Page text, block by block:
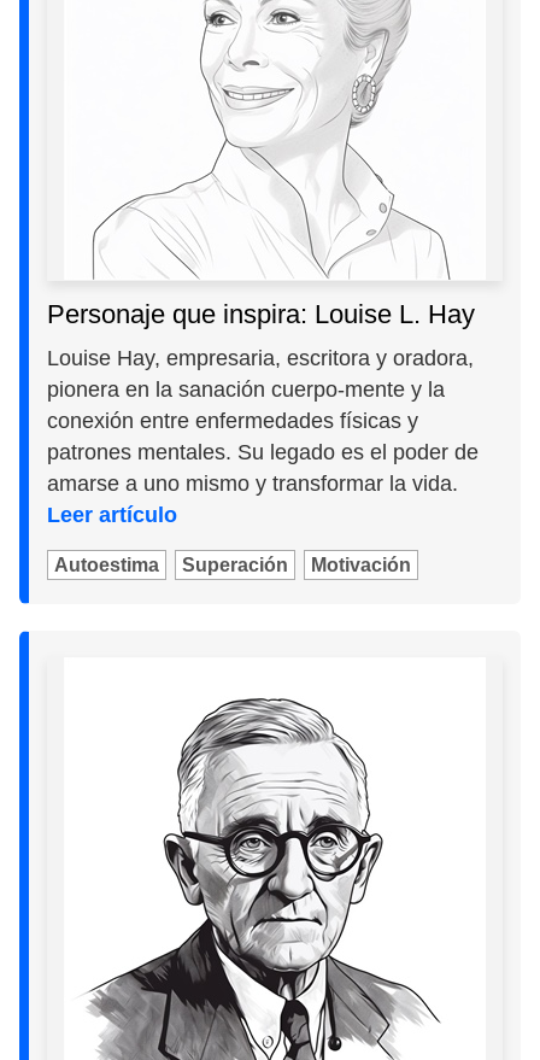
Personaje que inspira: Louise L. Hay
Louise Hay, empresaria, escritora y oradora,
pionera en la sanación cuerpo-mente y la
conexión entre enfermedades físicas y
patrones mentales. Su legado es el poder de
amarse a uno mismo y transformar la vida.
Leer artículo
Autoestima Superación Motivación